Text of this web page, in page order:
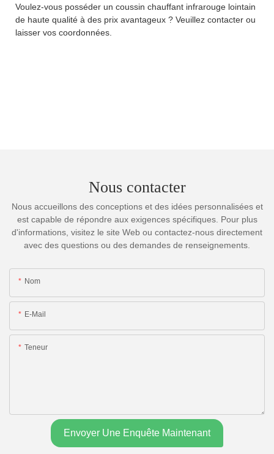
Voulez-vous posséder un coussin chauffant infrarouge lointain
de haute qualité à des prix avantageux ? Veuillez contacter ou
laisser vos coordonnées.
Nous contacter
Nous accueillons des conceptions et des idées personnalisées et
est capable de répondre aux exigences spécifiques. Pour plus
d'informations, visitez le site Web ou contactez-nous directement
avec des questions ou des demandes de renseignements.
Nom
E-Mail
Teneur
Envoyer Une Enquête Maintenant